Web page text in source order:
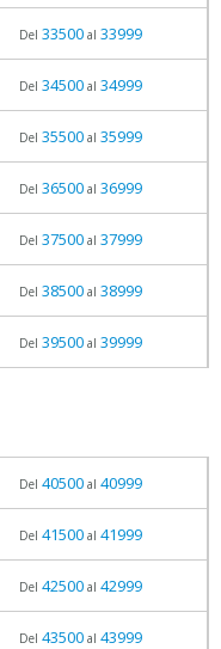
Del 33500al 33999
Del 34500al 34999
Del 35500al 35999
Del 36500al 36999
Del 37500al 37999
Del 38500al 38999
Del 39500al 39999
Del 40500al 40999
Del 41500al 41999
Del 42500al 42999
Del 43500al 43999